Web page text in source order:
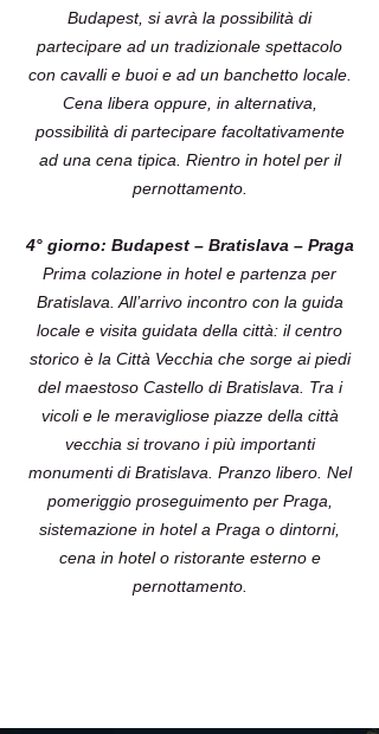
Budapest, si avrà la possibilità di
partecipare ad un tradizionale spettacolo
con cavalli e buoi e ad un banchetto locale.
Cena libera oppure, in alternativa,
possibilità di partecipare facoltativamente
ad una cena tipica. Rientro in hotel per il
pernottamento.
4° giorno: Budapest – Bratislava – Praga
Prima colazione in hotel e partenza per
Bratislava. All’arrivo incontro con la guida
locale e visita guidata della città: il centro
storico è la Città Vecchia che sorge ai piedi
del maestoso Castello di Bratislava. Tra i
vicoli e le meravigliose piazze della città
vecchia si trovano i più importanti
monumenti di Bratislava. Pranzo libero. Nel
pomeriggio proseguimento per Praga,
sistemazione in hotel a Praga o dintorni,
cena in hotel o ristorante esterno e
pernottamento.